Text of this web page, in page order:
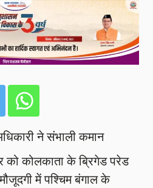
ने संभाली कमान
को कोलकाता के ब्रिगेड परेड
में पश्चिम बंगाल के